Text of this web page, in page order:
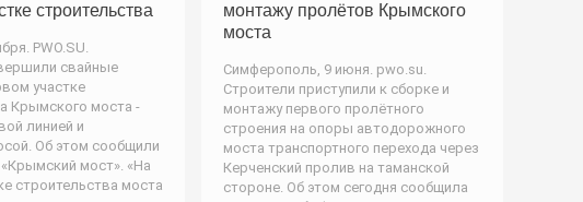
строительства
PWO.SU.
свайные
участке
Крымского моста -
линией и
Об этом сообщили
мост». «На
строительства моста
монтажу пролётов Крымского
моста
Симферополь, 9 июня. pwo.su.
Строители приступили к сборке и
монтажу первого пролётного
строения на опоры автодорожного
моста транспортного перехода через
Керченский пролив на таманской
стороне. Об этом сегодня сообщила